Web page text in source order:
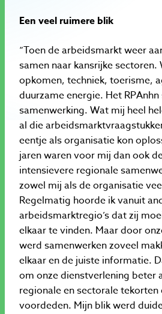
Een veel ruimere blik
“Toen de arbeidsmarkt weer
samen naar kansrijke sectoren.
opkomen, techniek, toerisme,
duurzame energie. Het
samenwerking. Wat mij heel
al die
eentje als organisatie kon
jaren waren voor mij dan ook
intensievere regionale
zowel mij als de organisatie
Regelmatig hoorde ik vanuit
arbeidsmarktregio’s dat zij
elkaar te vinden. Maar door
werd samenwerken zoveel
elkaar en de juiste informatie.
om onze dienstverlening beter
regionale en sectorale tekorten
voordeden. Mijn blik werd